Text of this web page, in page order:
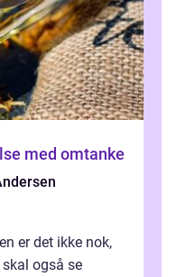
nydelse med omtanke
er det ikke nok,
også se